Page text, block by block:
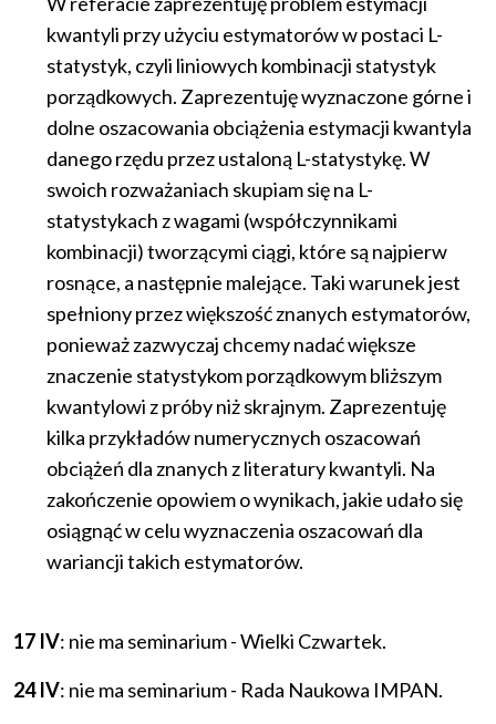
kwantyli przy użyciu estymatorów w postaci L-
statystyk, czyli liniowych kombinacji statystyk
porządkowych. Zaprezentuję wyznaczone górne i
dolne oszacowania obciążenia estymacji kwantyla
danego rzędu przez ustaloną L-statystykę. W
swoich rozważaniach skupiam się na L-
statystykach z wagami (współczynnikami
kombinacji) tworzącymi ciągi, które są najpierw
rosnące, a następnie malejące. Taki warunek jest
spełniony przez większość znanych estymatorów,
ponieważ zazwyczaj chcemy nadać większe
znaczenie statystykom porządkowym bliższym
kwantylowi z próby niż skrajnym. Zaprezentuję
kilka przykładów numerycznych oszacowań
obciążeń dla znanych z literatury kwantyli. Na
zakończenie opowiem o wynikach, jakie udało się
osiągnąć w celu wyznaczenia oszacowań dla
wariancji takich estymatorów.
17 IV: nie ma seminarium - Wielki Czwartek.
24 IV: nie ma seminarium - Rada Naukowa IMPAN.